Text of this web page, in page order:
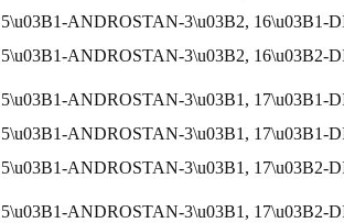
5\u03B1-ANDROSTAN-3\u03B2, 16\u03B1-
5\u03B1-ANDROSTAN-3\u03B2, 16\u03B2-
5\u03B1-ANDROSTAN-3\u03B1, 17\u03B1-
5\u03B1-ANDROSTAN-3\u03B1, 17\u03B1-
5\u03B1-ANDROSTAN-3\u03B1, 17\u03B2-
5\u03B1-ANDROSTAN-3\u03B1, 17\u03B2-